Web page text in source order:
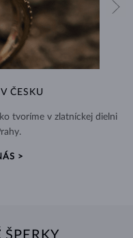
ČESKU
tvoríme v zlatníckej dielni
>
ŠPERKY